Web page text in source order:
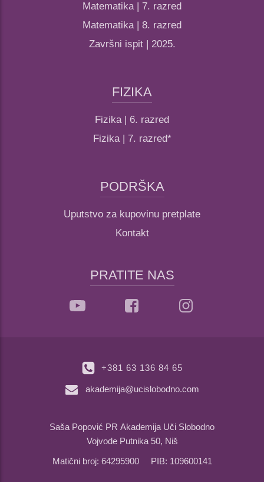
Matematika | 7. razred
Matematika | 8. razred
Završni ispit | 2025.
FIZIKA
Fizika | 6. razred
Fizika | 7. razred*
PODRŠKA
Uputstvo za kupovinu pretplate
Kontakt
PRATITE NAS
+381 63 136 84 65
akademija@ucislobodno.com
Saša Popović PR Akademija Uči Slobodno
Vojvode Putnika 50, Niš
Matični broj: 64295900 PIB: 109600141